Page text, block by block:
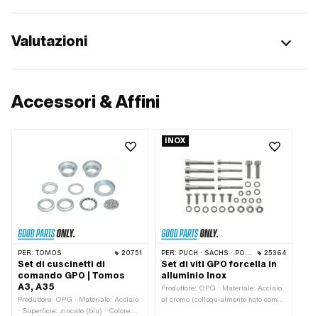
Valutazioni
Accessori & Affini
PER: TOMOS 20751
Set di cuscinetti di
comando GPO | Tomos
A3, A35
Produttore: OPG · Materiale: Acciaio
· Superficie: zincato (blu) · Colore:
INOX
PER: PUCH · SACHS · PONY / CILO (BETA 521 E 512) · PIAGGIO · ZÜNDAPP BELMONDO · ERCOLE · PEUGEOT 25364
Set di viti GPO forcella in
alluminio Inox
Produttore: OPG · Materiale: Acciaio
al cromo (colloquialmente noto come